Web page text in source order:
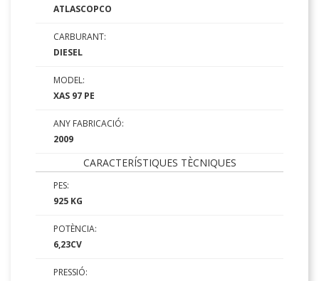
ATLASCOPCO
CARBURANT:
DIESEL
MODEL:
XAS 97 PE
ANY FABRICACIÓ:
2009
CARACTERÍSTIQUES TÈCNIQUES
PES:
925 KG
POTÈNCIA:
6,23CV
PRESSIÓ: